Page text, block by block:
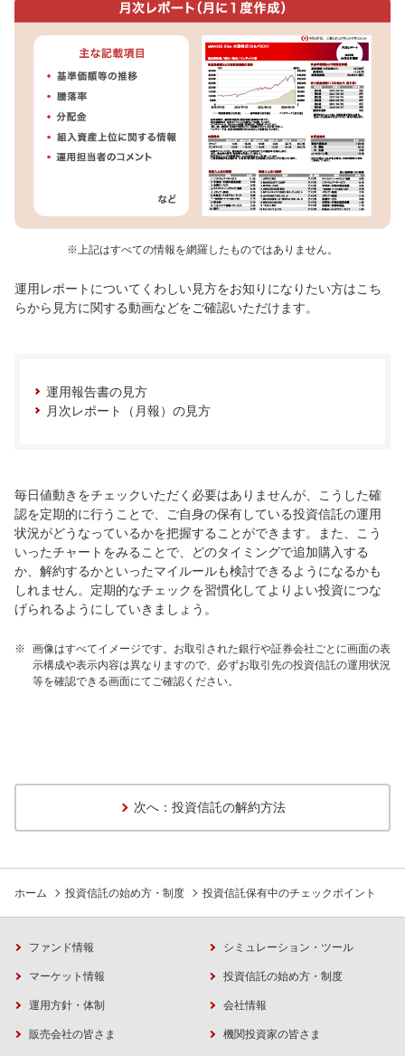
※上記はすべての情報を網羅したものではありません。
運用レポートについてくわしい見方をお知りになりたい方はこち
らから見方に関する動画などをご確認いただけます。
運用報告書の見方
月次レポート（月報）の見方
毎日値動きをチェックいただく必要はありませんが、こうした確
認を定期的に行うことで、ご自身の保有している投資信託の運用
状況がどうなっているかを把握することができます。また、こう
いったチャートをみることで、どのタイミングで追加購入する
か、解約するかといったマイルールも検討できるようになるかも
しれません。定期的なチェックを習慣化してよりよい投資につな
げられるようにしていきましょう。
※
画像はすべてイメージです。お取引された銀行や証券会社ごとに画面の表
示構成や表示内容は異なりますので、必ずお取引先の投資信託の運用状況
等を確認できる画面にてご確認ください。
次へ：投資信託の解約方法
ホーム 投資信託の始め方・制度 投資信託保有中のチェックポイント
ファンド情報 シミュレーション・ツール
マーケット情報 投資信託の始め方・制度
運用方針・体制 会社情報
販売会社の皆さま 機関投資家の皆さま